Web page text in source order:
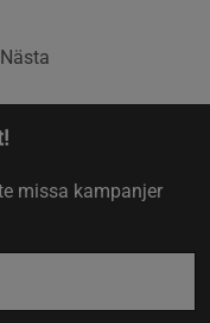
Nästa
missa kampanjer